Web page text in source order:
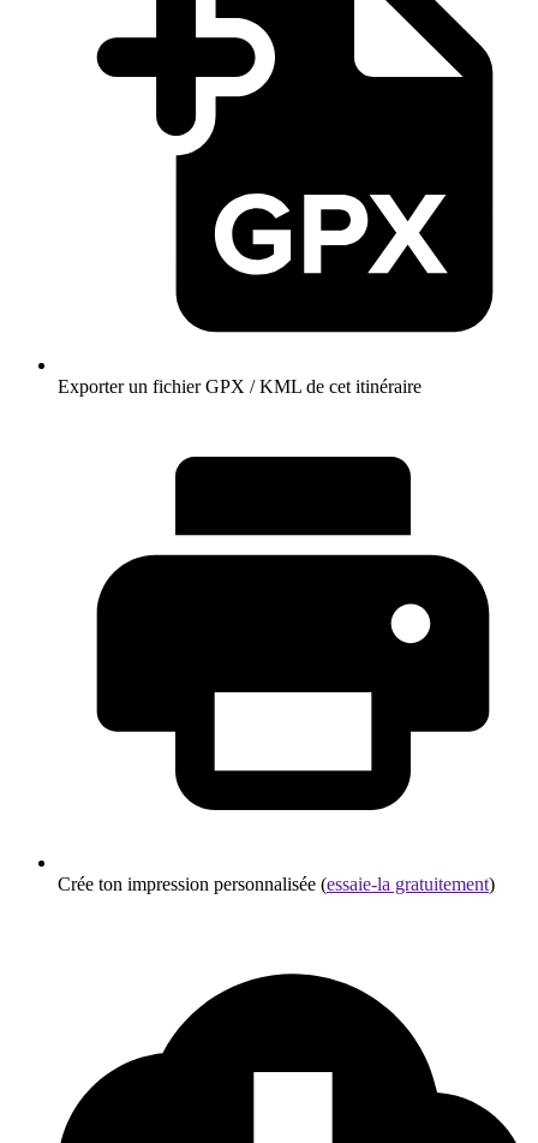
Exporter un fichier GPX / KML de cet itinéraire
Crée ton impression personnalisée (essaie-la gratuitement)